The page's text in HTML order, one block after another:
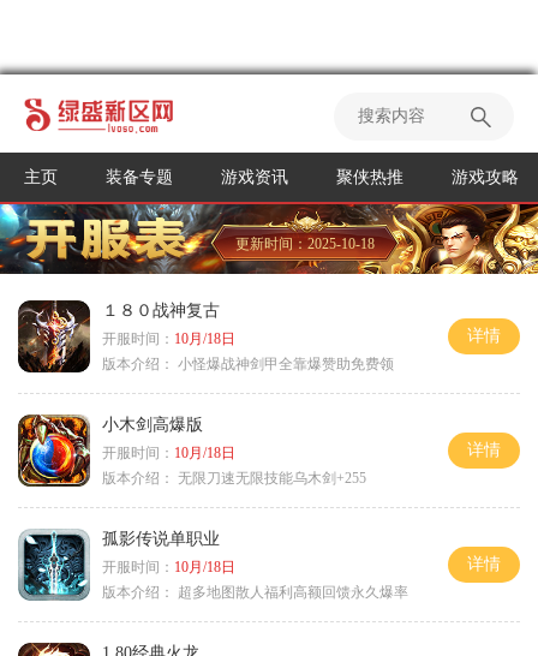
主页 装备专题 游戏资讯 聚侠热推 游戏攻略
更新时间：2025-10-18
１８０战神复古
开服时间： 10月/18日
版本介绍： 小怪爆战神剑甲全靠爆赞助免费领
详情
小木剑高爆版
开服时间： 10月/18日
版本介绍： 无限刀速无限技能乌木剑+255
详情
孤影传说单职业
开服时间： 10月/18日
版本介绍：
超多地图散人福利高额回馈永久爆率
详情